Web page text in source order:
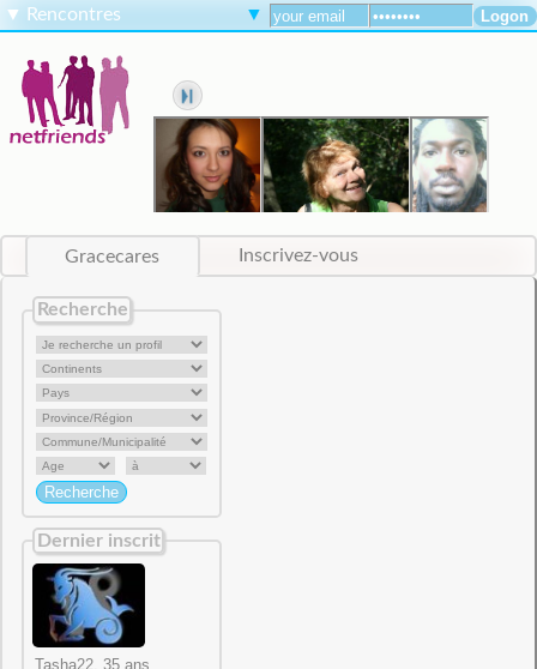
▼ Rencontres ▼
Gracecares Inscrivez-vous
Recherche
Dernier inscrit